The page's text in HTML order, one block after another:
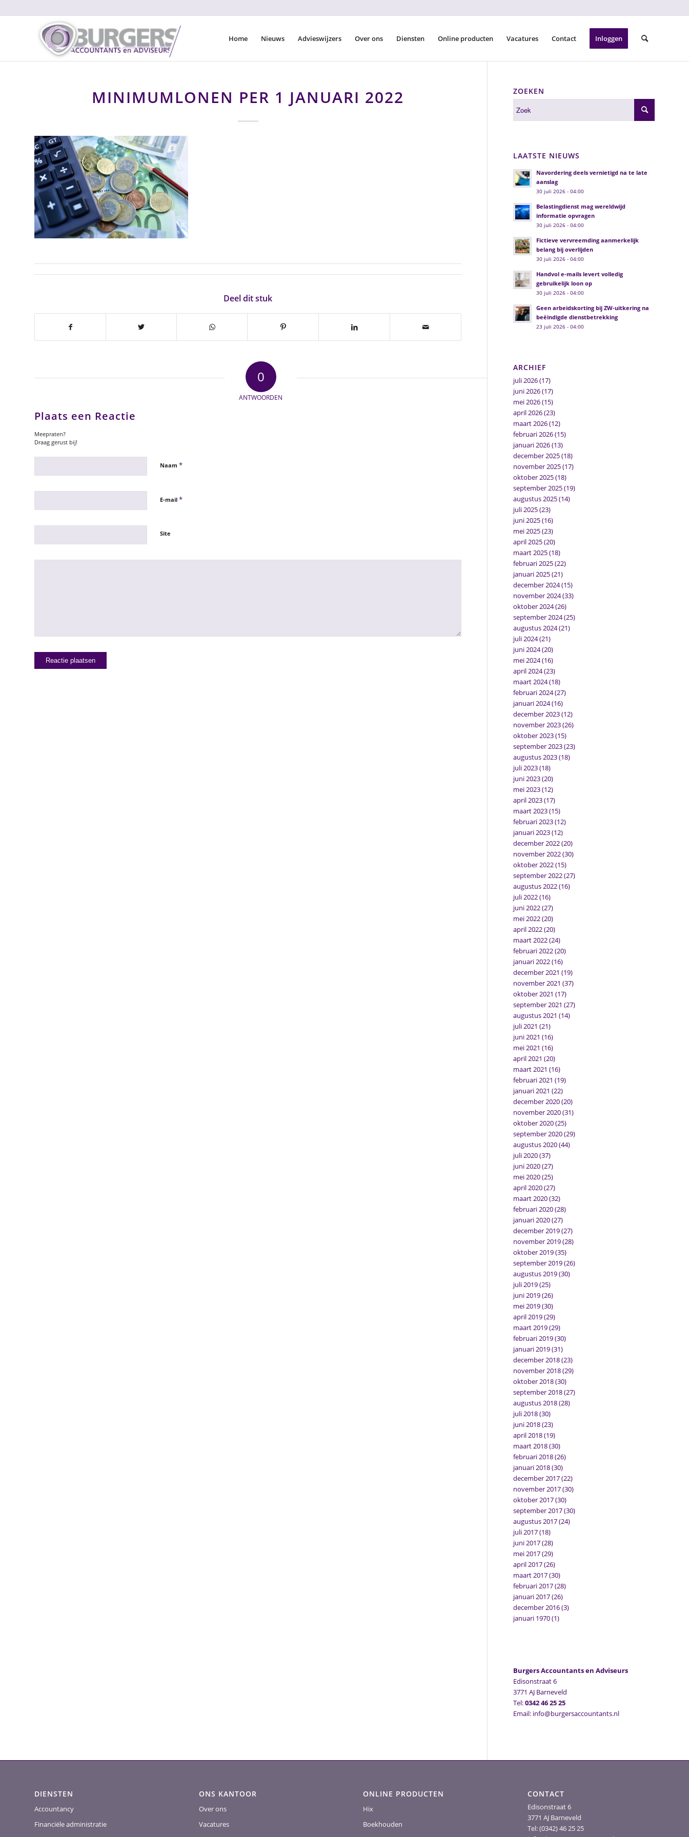
Home Nieuws Advieswijzers Over ons Diensten Online producten Vacatures Contact Inloggen
MINIMUMLONEN PER 1 JANUARI 2022
Deel dit stuk
0
ANTWOORDEN
Plaats een Reactie
Meepraten?
Draag gerust bij!
Naam *
E-mail *
Site
ZOEKEN
LAATSTE NIEUWS
Navordering deels vernietigd na te late
aanslag
30 juli 2026 - 04:00
Belastingdienst mag wereldwijd
informatie opvragen
30 juli 2026 - 04:00
Fictieve vervreemding aanmerkelijk
belang bij overlijden
30 juli 2026 - 04:00
Handvol e-mails levert volledig
gebruikelijk loon op
30 juli 2026 - 04:00
Geen arbeidskorting bij ZW-uitkering na
beëindigde dienstbetrekking
23 juli 2026 - 04:00
ARCHIEF
juli 2026(17)
juni 2026(17)
mei 2026(15)
april 2026(23)
maart 2026(12)
februari 2026(15)
januari 2026(13)
december 2025(18)
november 2025(17)
oktober 2025(18)
september 2025(19)
augustus 2025(14)
juli 2025(23)
juni 2025(16)
mei 2025(23)
april 2025(20)
maart 2025(18)
februari 2025(22)
januari 2025(21)
december 2024(15)
november 2024(33)
oktober 2024(26)
september 2024(25)
augustus 2024(21)
juli 2024(21)
juni 2024(20)
mei 2024(16)
april 2024(23)
maart 2024(18)
februari 2024(27)
januari 2024(16)
december 2023(12)
november 2023(26)
oktober 2023(15)
september 2023(23)
augustus 2023(18)
juli 2023(18)
juni 2023(20)
mei 2023(12)
april 2023(17)
maart 2023(15)
februari 2023(12)
januari 2023(12)
december 2022(20)
november 2022(30)
oktober 2022(15)
september 2022(27)
augustus 2022(16)
juli 2022(16)
juni 2022(27)
mei 2022(20)
april 2022(20)
maart 2022(24)
februari 2022(20)
januari 2022(16)
december 2021 (19)
november 2021 (37)
oktober 2021 (17)
september 2021 (27)
augustus 2021 (14)
juli 2021 (21)
juni 2021 (16)
mei 2021 (16)
april 2021 (20)
maart 2021 (16)
februari 2021 (19)
januari 2021 (22)
december 2020(20)
november 2020(31)
oktober 2020(25)
september 2020(29)
augustus 2020(44)
juli 2020(37)
juni 2020(27)
mei 2020(25)
april 2020(27)
maart 2020(32)
februari 2020(28)
januari 2020(27)
december 2019(27)
november 2019(28)
oktober 2019(35)
september 2019(26)
augustus 2019(30)
juli 2019(25)
juni 2019(26)
mei 2019(30)
april 2019(29)
maart 2019(29)
februari 2019(30)
januari 2019(31)
december 2018(23)
november 2018(29)
oktober 2018(30)
september 2018(27)
augustus 2018(28)
juli 2018(30)
juni 2018(23)
april 2018(19)
maart 2018(30)
februari 2018(26)
januari 2018(30)
december 2017(22)
november 2017(30)
oktober 2017(30)
september 2017(30)
augustus 2017(24)
juli 2017(18)
juni 2017(28)
mei 2017(29)
april 2017(26)
maart 2017(30)
februari 2017(28)
januari 2017(26)
december 2016(3)
januari 1970(1)
Burgers Accountants en Adviseurs
Edisonstraat 6
3771 AJ Barneveld
Tel:0342 46 25 25
Email: info@burgersaccountants.nl
DIENSTEN
Accountancy
Financiële administratie
ONS KANTOOR
Over ons
Vacatures
ONLINE PRODUCTEN
Hix
Boekhouden
CONTACT
Edisonstraat 6
3771 AJ Barneveld
Tel: (0342) 46 25 25